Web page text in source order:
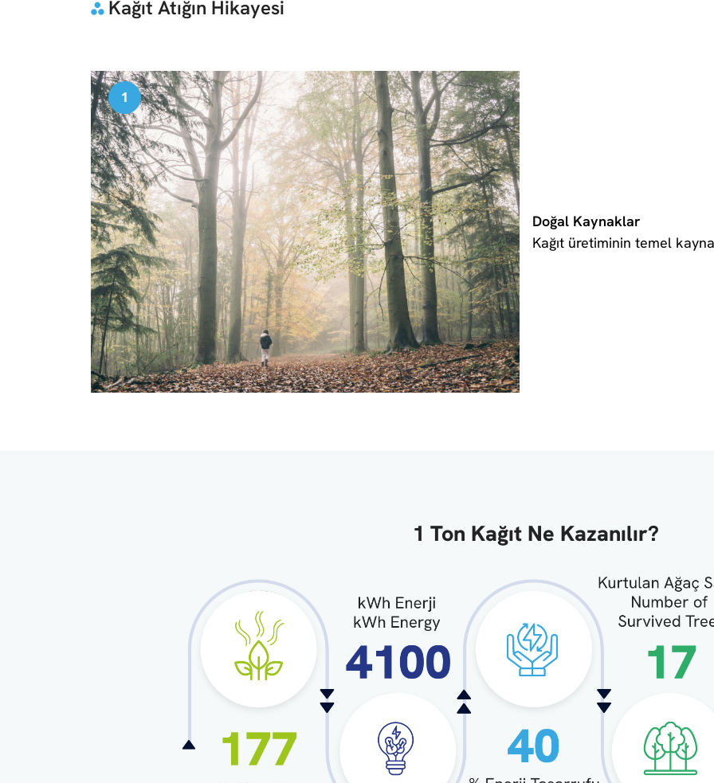
Kağıt Atığın Hikayesi
1
Doğal Kaynaklar
Kağıt üretiminin temel
1 Ton Kağıt Ne Kazanılır?